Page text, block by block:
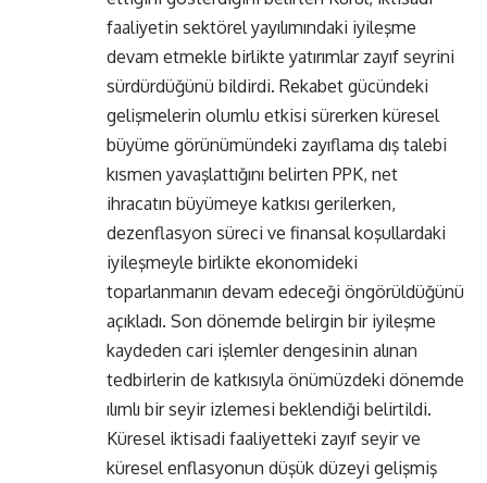
faaliyetin sektörel yayılımındaki iyileşme
devam etmekle birlikte yatırımlar zayıf seyrini
sürdürdüğünü bildirdi. Rekabet gücündeki
gelişmelerin olumlu etkisi sürerken küresel
büyüme görünümündeki zayıflama dış talebi
kısmen yavaşlattığını belirten PPK, net
ihracatın büyümeye katkısı gerilerken,
dezenflasyon süreci ve finansal koşullardaki
iyileşmeyle birlikte ekonomideki
toparlanmanın devam edeceği öngörüldüğünü
açıkladı. Son dönemde belirgin bir iyileşme
kaydeden cari işlemler dengesinin alınan
tedbirlerin de katkısıyla önümüzdeki dönemde
ılımlı bir seyir izlemesi beklendiği belirtildi.
Küresel iktisadi faaliyetteki zayıf seyir ve
küresel enflasyonun düşük düzeyi gelişmiş